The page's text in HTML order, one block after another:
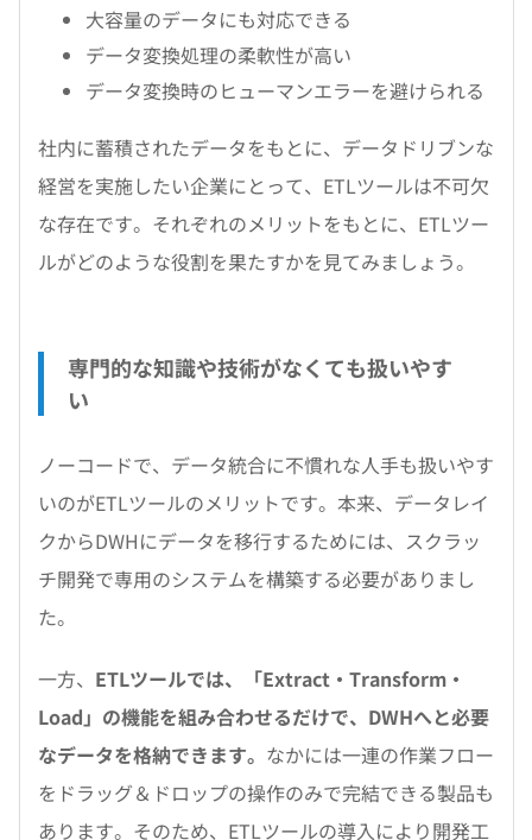
大容量のデータにも対応できる
データ変換処理の柔軟性が高い
データ変換時のヒューマンエラーを避けられる
社内に蓄積されたデータをもとに、データドリブンな
経営を実施したい企業にとって、ETLツールは不可欠
な存在です。それぞれのメリットをもとに、ETLツー
ルがどのような役割を果たすかを見てみましょう。
専門的な知識や技術がなくても扱いやす
い
ノーコードで、データ統合に不慣れな人手も扱いやす
いのがETLツールのメリットです。本来、データレイ
クからDWHにデータを移行するためには、スクラッ
チ開発で専用のシステムを構築する必要がありまし
た。
一方、 ETLツールでは、「Extract・Transform・
Load」の機能を組み合わせるだけで、DWHへと必要
なデータを格納できます。 なかには一連の作業フロー
をドラッグ＆ドロップの操作のみで完結できる製品も
あります。そのため、ETLツールの導入により開発工